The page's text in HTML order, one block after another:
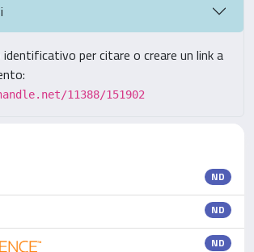
per citare o creare un link a
11388/151902
ND
ND
ND